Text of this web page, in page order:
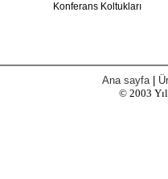
Konferans Koltukları
Ana sayfa
© 2003